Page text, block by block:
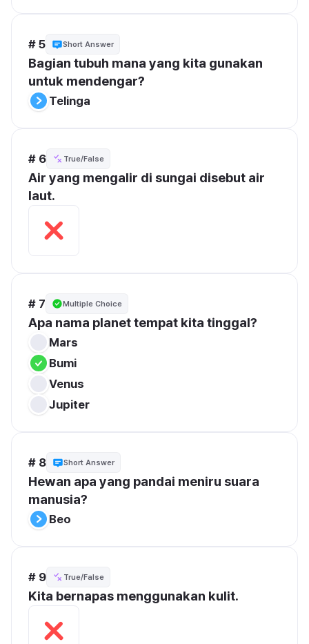
# 5 Short Answer
Bagian tubuh mana yang kita gunakan
untuk mendengar?
Telinga
# 6 True/False
Air yang mengalir di sungai disebut air
laut.
# 7 Multiple Choice
Apa nama planet tempat kita tinggal?
Mars
Bumi
Venus
Jupiter
# 8 Short Answer
Hewan apa yang pandai meniru suara
manusia?
Beo
# 9 True/False
Kita bernapas menggunakan kulit.